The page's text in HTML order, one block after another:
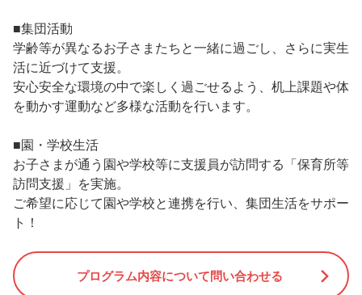
■集団活動
学齢等が異なるお子さまたちと一緒に過ごし、さらに実生
活に近づけて支援。
安心安全な環境の中で楽しく過ごせるよう、机上課題や体
を動かす運動など多様な活動を行います。
■園・学校生活
お子さまが通う園や学校等に支援員が訪問する「保育所等
訪問支援」を実施。
ご希望に応じて園や学校と連携を行い、集団生活をサポー
ト！
プログラム内容について問い合わせる